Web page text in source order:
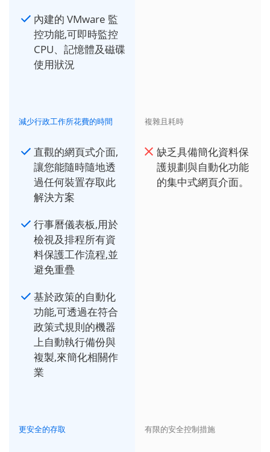
內建的 VMware 監
控功能,可即時監控
CPU、記憶體及磁碟
使用狀況
減少行政工作所花費的時間
直觀的網頁式介面,
讓您能隨時隨地透
過任何裝置存取此
解決方案
行事曆儀表板,用於
檢視及排程所有資
料保護工作流程,並
避免重疊
基於政策的自動化
功能,可透過在符合
政策式規則的機器
上自動執行備份與
複製,來簡化相關作
業
複雜且耗時
缺乏具備簡化資料保
護規劃與自動化功能
的集中式網頁介面。
更安全的存取 有限的安全控制措施